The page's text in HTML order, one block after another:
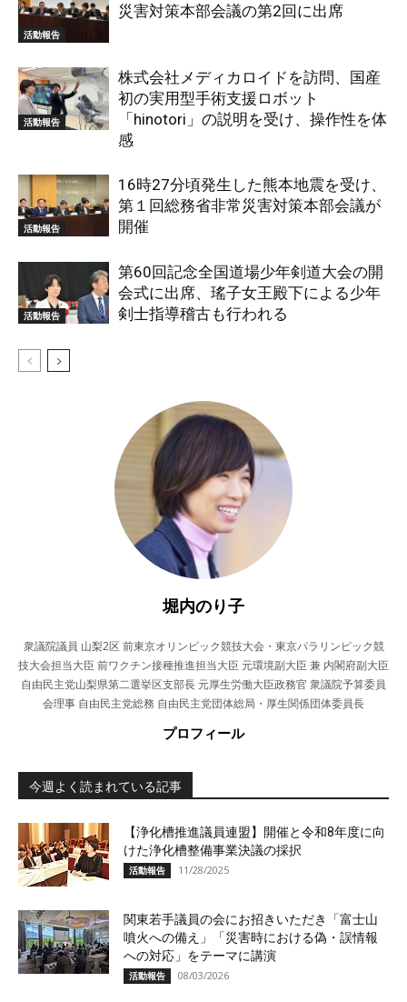
活動報告
災害対策本部会議の第2回に出席
活動報告
株式会社メディカロイドを訪問、国産
初の実用型手術支援ロボット
「hinotori」の説明を受け、操作性を体
感
活動報告
16時27分頃発生した熊本地震を受け、
第１回総務省非常災害対策本部会議が
開催
活動報告
第60回記念全国道場少年剣道大会の開
会式に出席、瑤子女王殿下による少年
剣士指導稽古も行われる
堀内のり子
衆議院議員 山梨2区 前東京オリンピック競技大会・東京パラリンピック競
技大会担当大臣 前ワクチン接種推進担当大臣 元環境副大臣 兼 内閣府副大臣
自由民主党山梨県第二選挙区支部長 元厚生労働大臣政務官 衆議院予算委員
会理事 自由民主党総務 自由民主党団体総局・厚生関係団体委員長
プロフィール
今週よく読まれている記事
【浄化槽推進議員連盟】開催と令和8年度に向
けた浄化槽整備事業決議の採択
活動報告 11/28/2025
関東若手議員の会にお招きいただき「富士山
噴火への備え」「災害時における偽・誤情報
への対応」をテーマに講演
活動報告 08/03/2026